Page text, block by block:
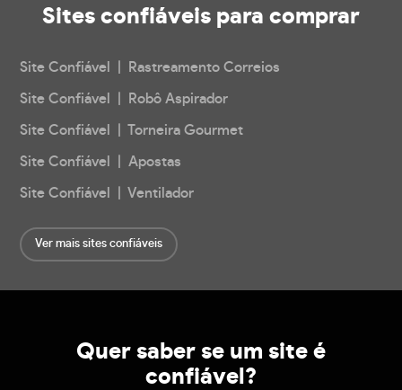
Sites confiáveis para comprar
Site Confiável | Rastreamento Correios
Site Confiável | Robô Aspirador
Site Confiável | Torneira Gourmet
Site Confiável | Apostas
Site Confiável | Ventilador
Ver mais sites confiáveis
Quer saber se um site é
confiável?